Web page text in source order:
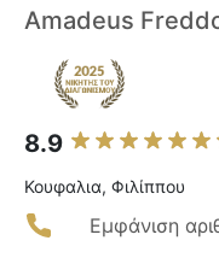
Amadeus
8.9
Κουφαλια, Φιλίππου
Εμφάνιση